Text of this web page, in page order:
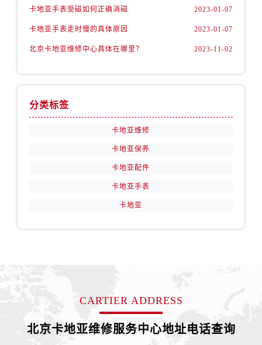
卡地亚手表受磁如何正确消磁 2023-01-07
卡地亚手表走时慢的具体原因 2023-01-07
北京卡地亚维修中心具体在哪里？ 2023-11-02
分类标签
卡地亚维修
卡地亚保养
卡地亚配件
卡地亚手表
卡地亚
CARTIER ADDRESS
北京卡地亚维修服务中心地址电话查询